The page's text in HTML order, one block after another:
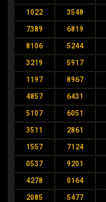
1022 3548
7389 6819
8106 5244
3219 5917
1197 8967
4857 6431
5107 6051
3511 2861
1557 7124
0537 9201
4278 0164
2085 5477